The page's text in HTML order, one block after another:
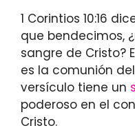
1 Corintios 10:16
que bendecimos,
sangre de Cristo?
es la comunión
versículo tiene un
poderoso en el
Cristo.